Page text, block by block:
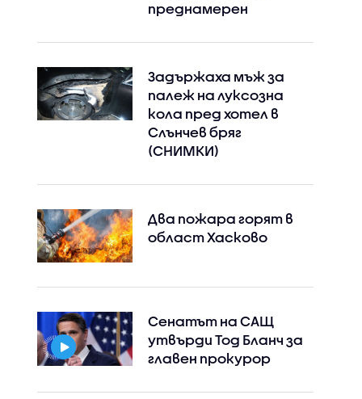
преднамерен
Задържаха мъж за
палеж на луксозна
кола пред хотел в
Слънчев бряг
(СНИМКИ)
Два пожара горят в
област Хасково
Сенатът на САЩ
утвърди Тод Бланч за
главен прокурор